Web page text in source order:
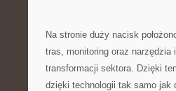
Na stronie duży nacisk
tras, monitoring oraz
transformacji sektora. Dzięki
dzięki technologii tak samo jak